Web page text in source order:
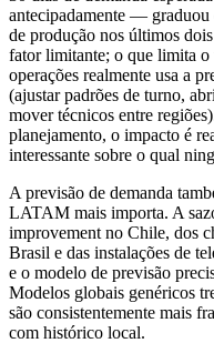
antecipadamente — graduou
de produção nos últimos
fator limitante; o que limita o
operações realmente usa a
(ajustar padrões de turno,
mover técnicos entre
planejamento, o impacto é
interessante sobre o qual
A previsão de demanda
LATAM mais importa. A
improvement no Chile, dos
Brasil e das instalações de
e o modelo de previsão
Modelos globais genéricos
são consistentemente mais
com histórico local.